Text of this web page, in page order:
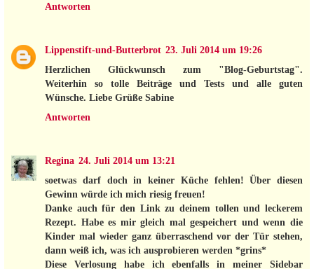
Antworten
Lippenstift-und-Butterbrot 23. Juli 2014 um 19:26
Herzlichen Glückwunsch zum "Blog-Geburtstag".
Weiterhin so tolle Beiträge und Tests und alle guten
Wünsche. Liebe Grüße Sabine
Antworten
Regina 24. Juli 2014 um 13:21
soetwas darf doch in keiner Küche fehlen! Über diesen
Gewinn würde ich mich riesig freuen!
Danke auch für den Link zu deinem tollen und leckerem
Rezept. Habe es mir gleich mal gespeichert und wenn die
Kinder mal wieder ganz überraschend vor der Tür stehen,
dann weiß ich, was ich ausprobieren werden *grins*
Diese Verlosung habe ich ebenfalls in meiner Sidebar